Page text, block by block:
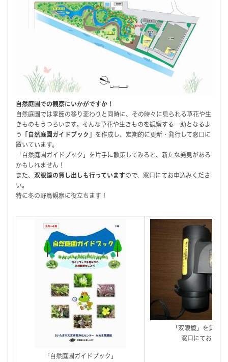
自然庭園での観察にいかがですか！
自然庭園では季節の移り変わりと同時に、その時々に見られる草花や生
きものもうつろいます。そんな草花や生きものを観察する一助となるよ
う
「自然庭園ガイドブック」 を作成し、定期的に更新・発行して窓口に
置いています。
「自然庭園ガイドブック」を片手に散策してみると、新たな発見がある
かもしれません！
また、 双眼鏡の貸し出しも行っていますので、窓口にてお申込みくださ
い。
特に冬の野鳥観察に役立ちます！
「自然庭園ガイドブック」
「双眼鏡」を貸し
窓口にてお申込